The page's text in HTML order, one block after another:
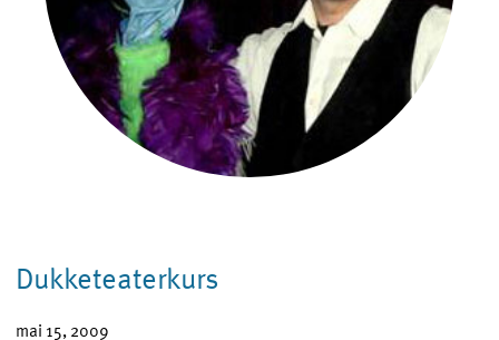
Dukketeaterkurs
mai 15, 2009